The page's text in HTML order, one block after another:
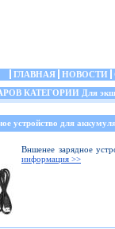
ГЛАВНАЯ НОВОСТИ
КАТЕГОРИИ Для
устройство для
Вншенее зарядное
информация >>